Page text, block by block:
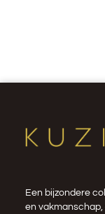
Een bijzondere
en